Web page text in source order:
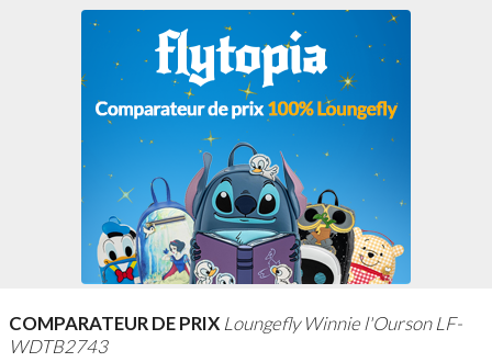
COMPARATEUR DE PRIX Loungefly Winnie l'Ourson LF-
WDTB2743